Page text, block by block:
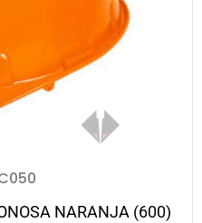
NARANJA (600)